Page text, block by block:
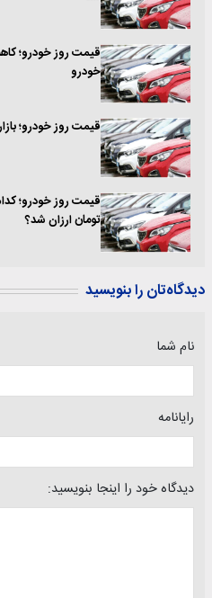
قیمت روز خودرو؛
خودرو
قیمت روز خودرو؛
تومان ارزان شد؟
دیدگاه‌تان را بنویسید
نام شما
رایانامه
دیدگاه خود را اینجا بنویسید: